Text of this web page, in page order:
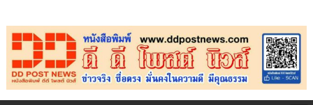
to
content